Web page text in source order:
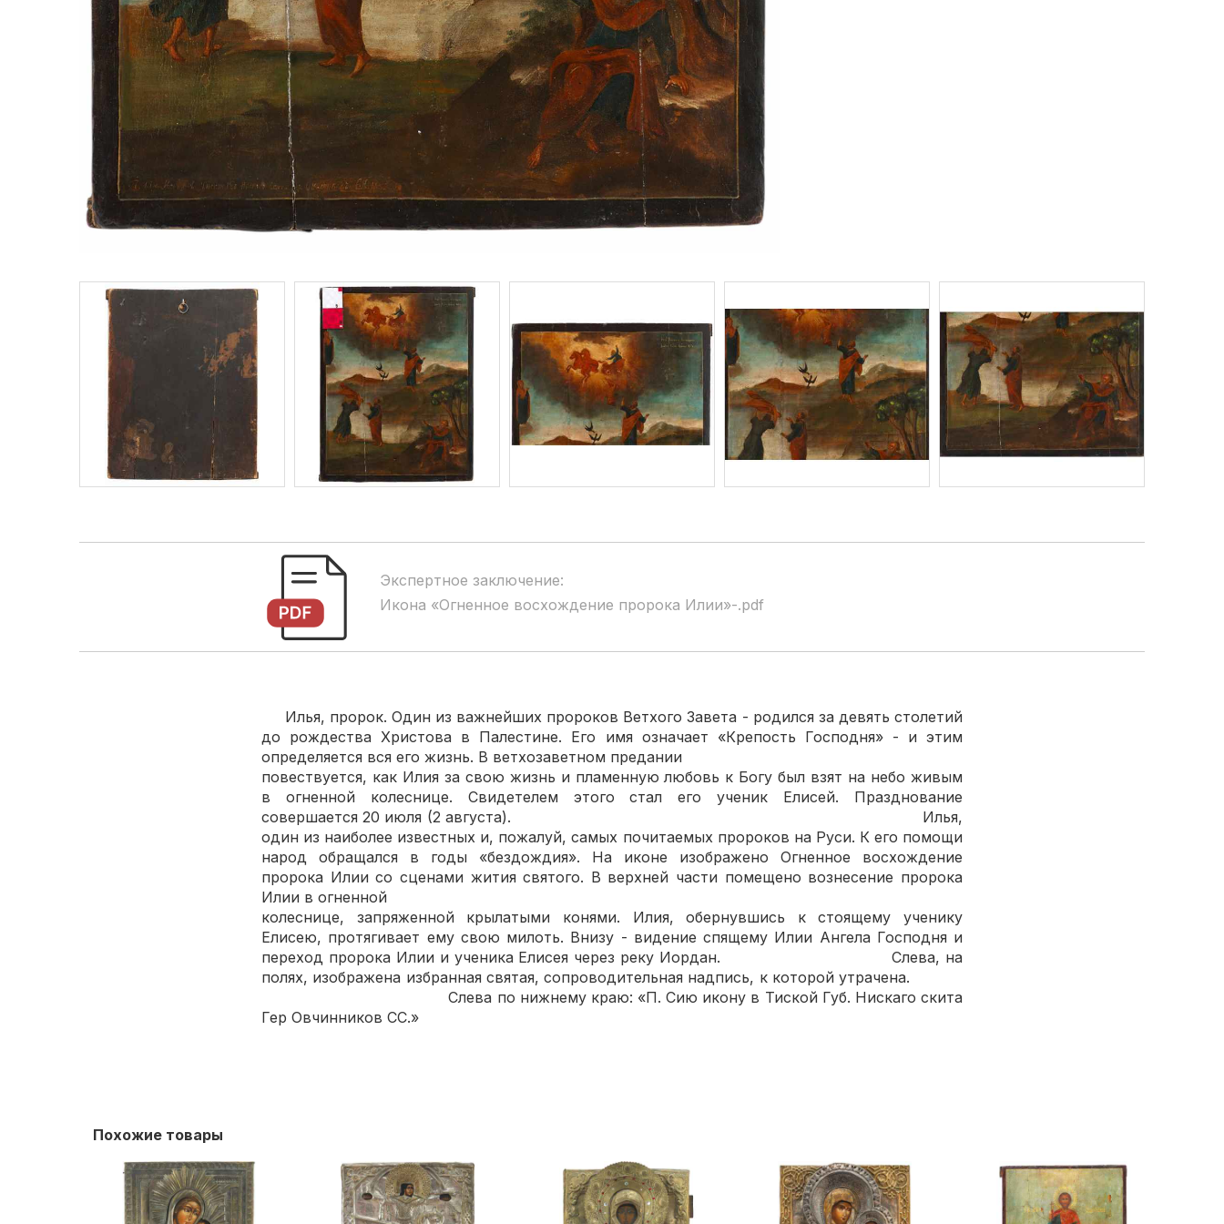
Экспертное заключение:
Икона «Огненное восхождение пророка Илии»-.pdf
Илья, пророк. Один из важнейших пророков Ветхого Завета - родился за девять столетий
до рождества Христова в Палестине. Его имя означает «Крепость Господня» - и этим
определяется вся его жизнь. В ветхозаветном предании
повествуется, как Илия за свою жизнь и пламенную любовь к Богу был взят на небо живым
в огненной колеснице. Свидетелем этого стал его ученик Елисей. Празднование
совершается 20 июля (2 августа). Илья,
один из наиболее известных и, пожалуй, самых почитаемых пророков на Руси. К его помощи
народ обращался в годы «бездождия». На иконе изображено Огненное восхождение
пророка Илии со сценами жития святого. В верхней части помещено вознесение пророка
Илии в огненной
колеснице, запряженной крылатыми конями. Илия, обернувшись к стоящему ученику
Елисею, протягивает ему свою милоть. Внизу - видение спящему Илии Ангела Господня и
переход пророка Илии и ученика Елисея через реку Иордан. Слева, на
полях, изображена избранная святая, сопроводительная надпись, к которой утрачена.
Слева по нижнему краю: «П. Сию икону в Тиской Губ. Нискаго скита
Гер Овчинников СС.»
Похожие товары